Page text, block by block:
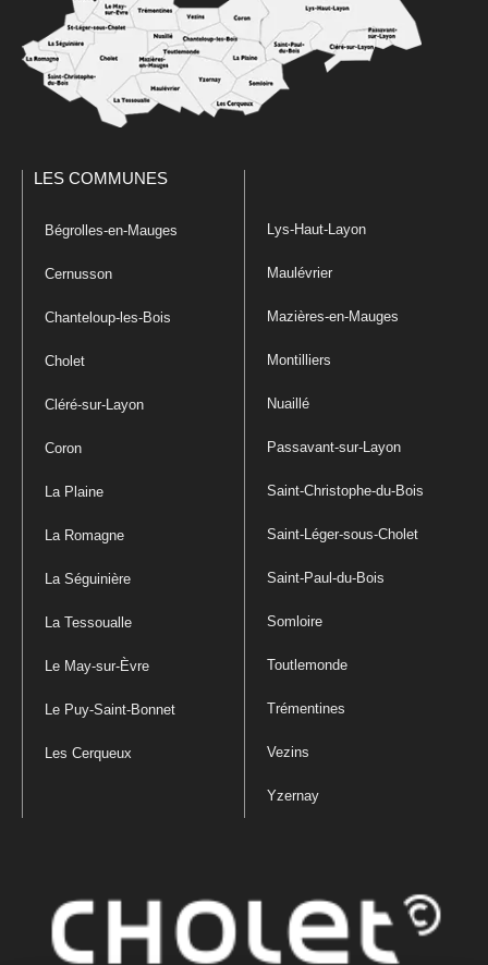
LES COMMUNES
Bégrolles-en-Mauges
Cernusson
Chanteloup-les-Bois
Cholet
Cléré-sur-Layon
Coron
La Plaine
La Romagne
La Séguinière
La Tessoualle
Le May-sur-Èvre
Le Puy-Saint-Bonnet
Les Cerqueux
Lys-Haut-Layon
Maulévrier
Mazières-en-Mauges
Montilliers
Nuaillé
Passavant-sur-Layon
Saint-Christophe-du-Bois
Saint-Léger-sous-Cholet
Saint-Paul-du-Bois
Somloire
Toutlemonde
Trémentines
Vezins
Yzernay